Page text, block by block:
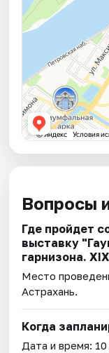
Вопросы
Где пройдет
выставку
гарнизона.
Место
Астрахань.
Когда
Дата и время: